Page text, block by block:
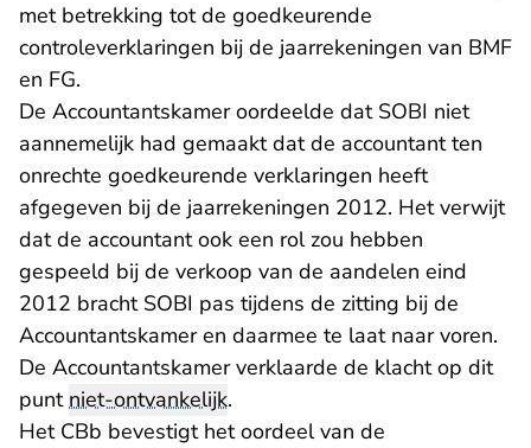
met betrekking tot de goedkeurende
controleverklaringen bij de jaarrekeningen van BMF
en FG.
De Accountantskamer oordeelde dat SOBI niet
aannemelijk had gemaakt dat de accountant ten
onrechte goedkeurende verklaringen heeft
afgegeven bij de jaarrekeningen 2012. Het verwijt
dat de accountant ook een rol zou hebben
gespeeld bij de verkoop van de aandelen eind
2012 bracht SOBI pas tijdens de zitting bij de
Accountantskamer en daarmee te laat naar voren.
De Accountantskamer verklaarde de klacht op dit
puntniet-ontvankelijk.
Het CBb bevestigt het oordeel van de